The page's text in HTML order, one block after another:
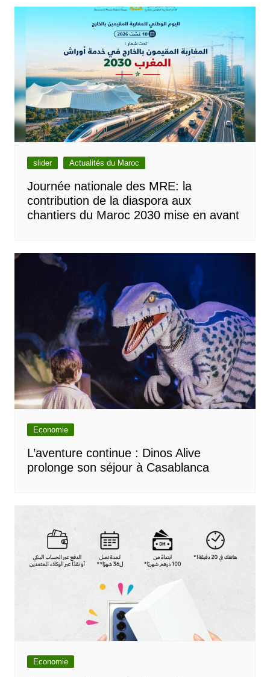
slider Actualités du Maroc
Journée nationale des MRE: la
contribution de la diaspora aux
chantiers du Maroc 2030 mise en avant
Economie
L’aventure continue : Dinos Alive
prolonge son séjour à Casablanca
Economie